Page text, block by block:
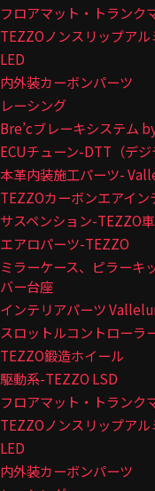
フロアマット・トランク
TEZZOノンスリップアル
LED
内外装カーボンパーツ
レーシング
Bre’cブレーキシステム
ECUチューン-DTT（デジ
本革内装施工パーツ-
TEZZOカーボンエアイン
サスペンション-TEZZO
エアロパーツ-TEZZO
ミラーケース、ピラーキ
バー台座
インテリアパーツ
スロットルコントローラ
TEZZO鍛造ホイール
駆動系-TEZZO LSD
フロアマット・トランク
TEZZOノンスリップアル
LED
内外装カーボンパーツ